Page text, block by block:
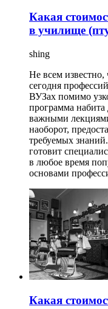
Какая
в училище
shing
Не всем известно,
сегодня
ВУЗах помимо
программа
важными
наоборот,
требуемых
готовит
в любое время
основами
Какая